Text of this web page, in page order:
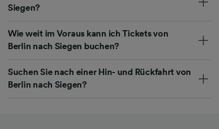
Siegen?
Wie weit im Voraus kann ich Tickets von
Berlin nach Siegen buchen?
Suchen Sie nach einer Hin- und Rückfahrt von
Berlin nach Siegen?